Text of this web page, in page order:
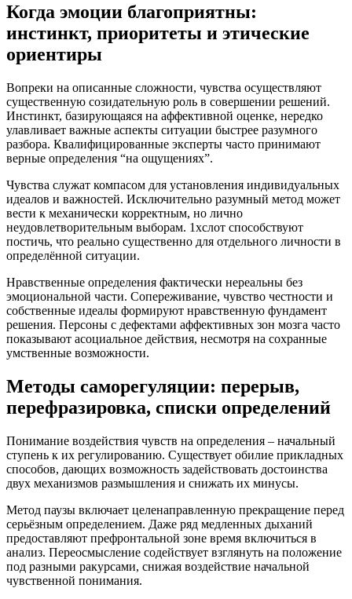
Когда эмоции благоприятны:
инстинкт, приоритеты и этические
ориентиры
Вопреки на описанные сложности, чувства осуществляют
существенную созидательную роль в совершении решений.
Инстинкт, базирующаяся на аффективной оценке, нередко
улавливает важные аспекты ситуации быстрее разумного
разбора. Квалифицированные эксперты часто принимают
верные определения “на ощущениях”.
Чувства служат компасом для установления индивидуальных
идеалов и важностей. Исключительно разумный метод может
вести к механически корректным, но лично
неудовлетворительным выборам. 1хслот способствуют
постичь, что реально существенно для отдельного личности в
определённой ситуации.
Нравственные определения фактически нереальны без
эмоциональной части. Сопереживание, чувство честности и
собственные идеалы формируют нравственную фундамент
решения. Персоны с дефектами аффективных зон мозга часто
показывают асоциальное действия, несмотря на сохранные
умственные возможности.
Методы саморегуляции: перерыв,
перефразировка, списки определений
Понимание воздействия чувств на определения – начальный
ступень к их регулированию. Существует обилие прикладных
способов, дающих возможность задействовать достоинства
двух механизмов размышления и снижать их минусы.
Метод паузы включает целенаправленную прекращение перед
серьёзным определением. Даже ряд медленных дыханий
предоставляют префронтальной зоне время включиться в
анализ. Переосмысление содействует взглянуть на положение
под разными ракурсами, снижая воздействие начальной
чувственной понимания.